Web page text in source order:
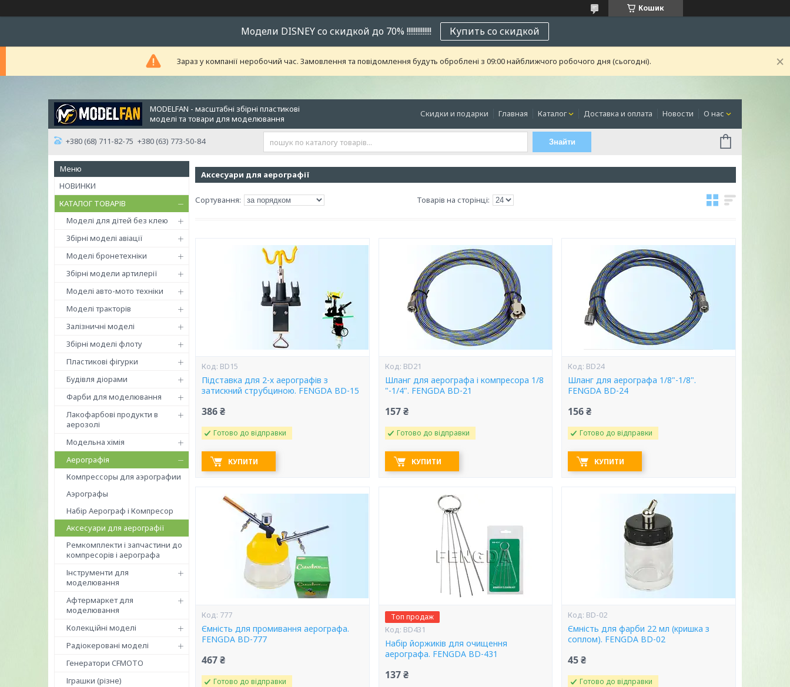
Кошик
Модели DISNEY со скидкой до 70% !!!!!!!!!!!!!! Купить со скидкой
Зараз у компанії неробочий час. Замовлення та повідомлення будуть оброблені з 09:00 найближчого робочого дня (сьогодні).
MODELFAN - масштабні збірні пластикові
моделі та товари для моделювання
Скидки и подарки Главная Каталог Доставка и оплата Новости О нас
+380 (68) 711-82-75 +380 (63) 773-50-84 Знайти
НОВИНКИ
КАТАЛОГ ТОВАРІВ
Моделі для дітей без клею
Збірні моделі авіації
Моделі бронетехніки
Збірні модели артилерії
Моделі авто-мото техніки
Моделі тракторів
Залізничні моделі
Збірні моделі флоту
Пластикові фігурки
Будівля діорами
Фарби для моделювання
Лакофарбові продукти в
аерозолі
Модельна хімія
Аерографія
Компрессоры для аэрографии
Аэрографы
Набір Аерограф і Компресор
Аксесуари для аерографії
Ремкомплекти і запчастини до
компресорів і аерографа
Інструменти для
моделювання
Афтермаркет для
моделювання
Колекційні моделі
Радіокеровані моделі
Генератори CFMOTO
Іграшки (різне)
Аксесуари для аерографії
BD15
Підставка для 2-х аерографів з
затискний струбциною. FENGDA BD-15
386 ₴
Готово до відправки
КУПИТИ
BD21
Шланг для аерографа і компресора 1/8
"-1/4". FENGDA BD-21
157 ₴
Готово до відправки
КУПИТИ
BD24
Шланг для аерографа 1/8"-1/8".
FENGDA BD-24
156 ₴
Готово до відправки
КУПИТИ
777
Ємність для промивання аерографа.
FENGDA BD-777
467 ₴
Готово до відправки
Топ продаж
BD431
Набір йоржиків для очищення
аерографа. FENGDA BD-431
137 ₴
BD-02
Ємність для фарби 22 мл (кришка з
соплом). FENGDA BD-02
45 ₴
Готово до відправки